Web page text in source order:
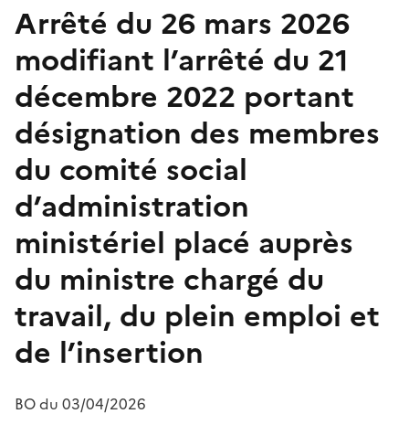
Arrêté du 26 mars 2026
modifiant l’arrêté du 21
décembre 2022 portant
désignation des membres
du comité social
d’administration
ministériel placé auprès
du ministre chargé du
travail, du plein emploi et
de l’insertion
BO du 03/04/2026